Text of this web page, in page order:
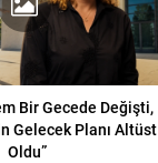
Bir Gecede Değişti,
Gelecek Planı Altüst
Oldu”